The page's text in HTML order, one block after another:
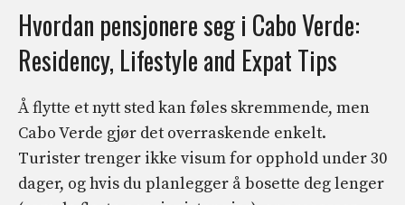
Hvordan pensjonere seg i Cabo Verde:
Residency, Lifestyle and Expat Tips
Å flytte et nytt sted kan føles skremmende, men
Cabo Verde gjør det overraskende enkelt.
Turister trenger ikke visum for opphold under 30
dager, og hvis du planlegger å bosette deg lenger